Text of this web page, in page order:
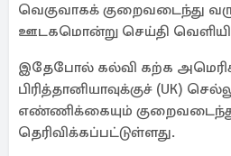
வெகுவாகக் குறைவடைந்து
ஊடகமொன்று செய்தி
இதேபோல் கல்வி கற்க
பிரித்தானியாவுக்குச் (UK)
எண்ணிக்கையும்
தெரிவிக்கப்பட்டுள்ளது.